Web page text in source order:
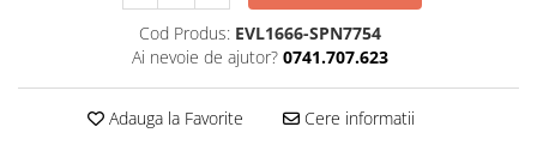
Cod Produs: EVL1666-SPN7754
Ai nevoie de ajutor? 0741.707.623
Adauga la Favorite Cere informatii